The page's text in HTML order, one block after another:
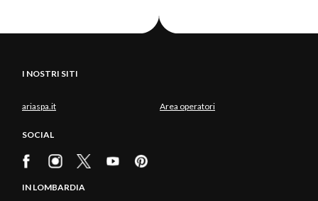
I NOSTRI SITI
ariaspa.it Area operatori
SOCIAL
IN LOMBARDIA